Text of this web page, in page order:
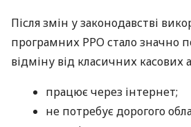
Після змін у законодавстві
програмних РРО стало значно
відміну від класичних касових
працює через інтернет;
не потребує дорогого